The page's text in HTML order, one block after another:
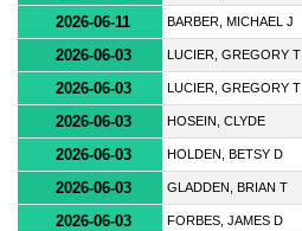
2026-06-11 BARBER, MICHAEL J
2026-06-03 LUCIER, GREGORY T
2026-06-03 LUCIER, GREGORY T
2026-06-03 HOSEIN, CLYDE
2026-06-03 HOLDEN, BETSY D
2026-06-03 GLADDEN, BRIAN T
2026-06-03 FORBES, JAMES D